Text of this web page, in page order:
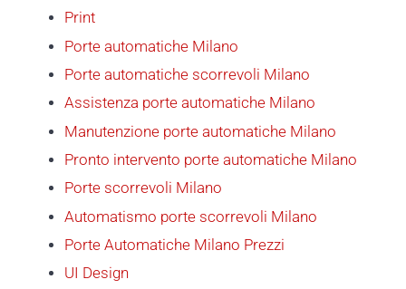
Print
Porte automatiche Milano
Porte automatiche scorrevoli Milano
Assistenza porte automatiche Milano
Manutenzione porte automatiche Milano
Pronto intervento porte automatiche Milano
Porte scorrevoli Milano
Automatismo porte scorrevoli Milano
Porte Automatiche Milano Prezzi
UI Design